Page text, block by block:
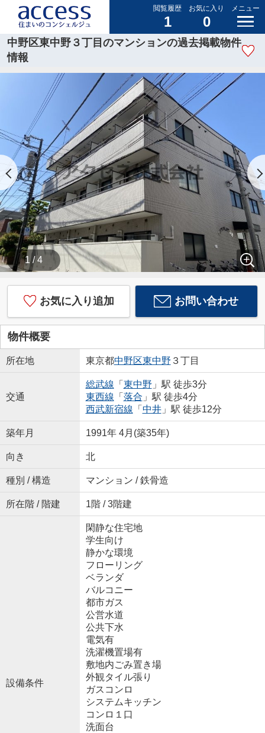
閲覧履歴
1
お気に入り
0
メニュー
中野区東中野３丁目のマンションの過去掲載物件
情報
1 / 4
お気に入り追加 お問い合わせ
物件概要
所在地 東京都中野区東中野 ３丁目
交通
総武線 「 東中野 」駅 徒歩3分
東西線 「 落合 」駅 徒歩4分
西武新宿線 「 中井」駅 徒歩12分
築年月 1991年 4月(築35年)
向き 北
種別 / 構造 マンション / 鉄骨造
所在階 / 階建 1階 / 3階建
設備条件
閑静な住宅地
学生向け
静かな環境
フローリング
ベランダ
バルコニー
都市ガス
公営水道
公共下水
電気有
洗濯機置場有
敷地内ごみ置き場
外観タイル張り
ガスコンロ
システムキッチン
コンロ１口
洗面台